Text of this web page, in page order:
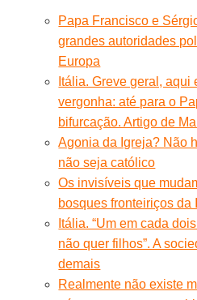
Papa Francisco e
grandes autoridades
Europa
Itália. Greve geral, aqui
vergonha: até para o
bifurcação. Artigo de
Agonia da Igreja? Não
não seja católico
Os invisíveis que
bosques fronteiriços da
Itália. “Um em cada
não quer filhos”. A
demais
Realmente não existe